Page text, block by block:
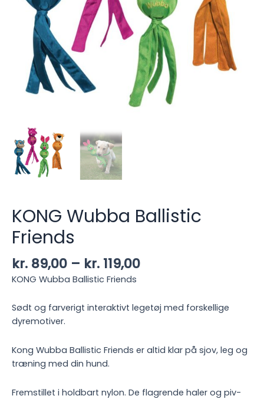
KONG Wubba Ballistic
Friends
kr. 89,00 – kr. 119,00Prisinterval:
kr. 119,00
KONG Wubba Ballistic Friends
Sødt og farverigt interaktivt legetøj med forskellige
dyremotiver.
Kong Wubba Ballistic Friends er altid klar på sjov, leg og
træning med din hund.
Fremstillet i holdbart nylon. De flagrende haler og piv-